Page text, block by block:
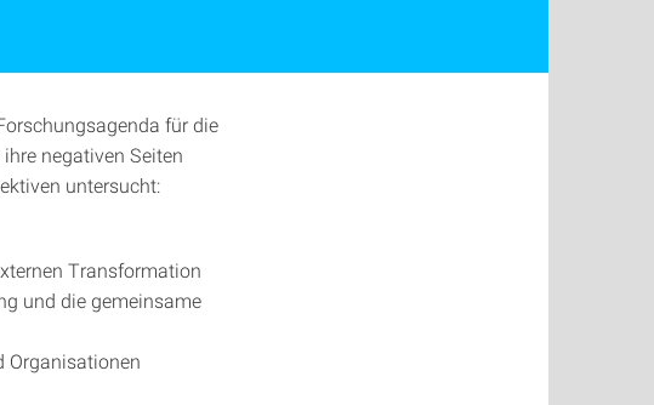
für die
negativen Seiten
untersucht:
Transformation
und die gemeinsame
Organisationen